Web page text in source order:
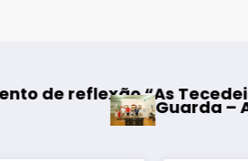
– Uma Questão de
Assinatura dos protocolos